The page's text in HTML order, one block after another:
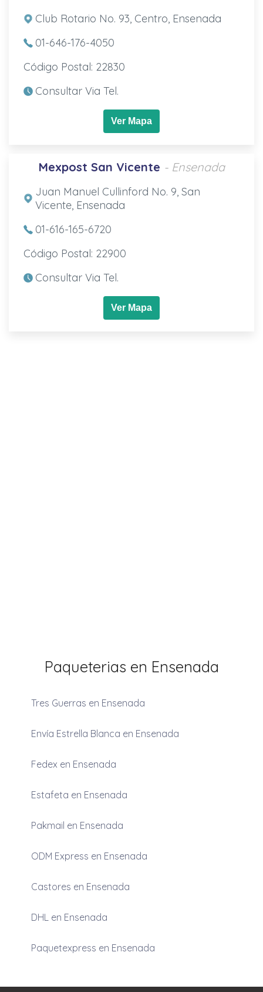
Club Rotario No. 93, Centro, Ensenada
01-646-176-4050
Código Postal: 22830
Consultar Via Tel.
Ver Mapa
Mexpost San Vicente - Ensenada
Juan Manuel Cullinford No. 9, San
Vicente, Ensenada
01-616-165-6720
Código Postal: 22900
Consultar Via Tel.
Ver Mapa
Paqueterias en Ensenada
Tres Guerras en Ensenada
Envía Estrella Blanca en Ensenada
Fedex en Ensenada
Estafeta en Ensenada
Pakmail en Ensenada
ODM Express en Ensenada
Castores en Ensenada
DHL en Ensenada
Paquetexpress en Ensenada